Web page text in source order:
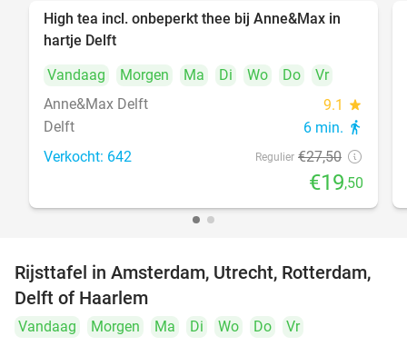
29%
High tea incl. onbeperkt thee bij Anne&Max in
hartje Delft
Vandaag
Morgen Ma Di Wo Do
Vr
Anne&Max Delft
9.1 star
Delft 6 min. directions_walk
Verkocht: 642 Regulier €27,50
€19,50
19%
Rijsttafel in Amsterdam, Utrecht, Rotterdam,
Delft of Haarlem
Vandaag Morgen Ma Di Wo Do
Vr